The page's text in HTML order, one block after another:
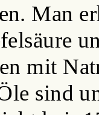
Man
mit
sind